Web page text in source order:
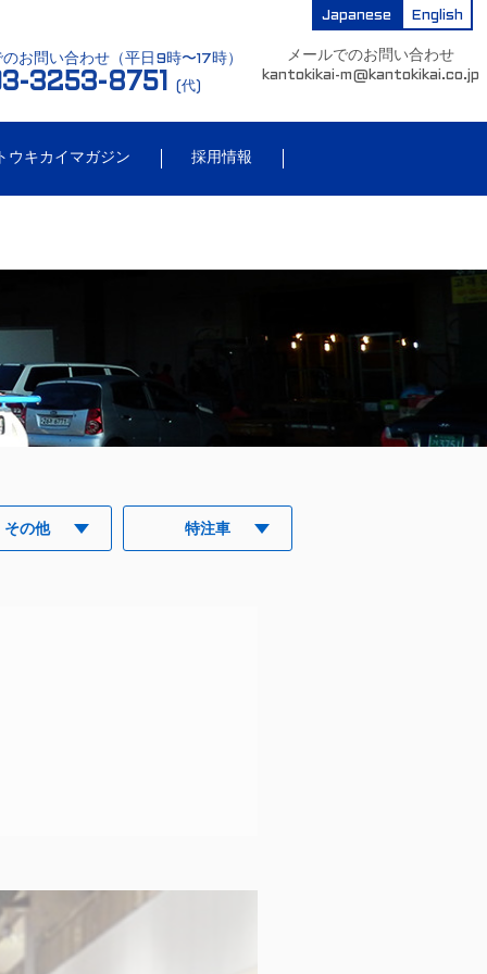
Japanese English
お問い合わせ（平日9時〜17時）
3253-8751(代)
メールでのお問い合わせ
kantokikai-m@kantokikai.co.jp
ウキカイマガジン 採用情報
その他 特注車